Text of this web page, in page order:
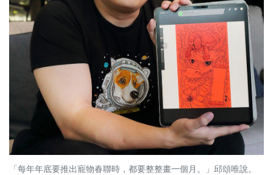
「每年年底要推出寵物春聯時，都要整整畫一個月。」邱頌唯說。